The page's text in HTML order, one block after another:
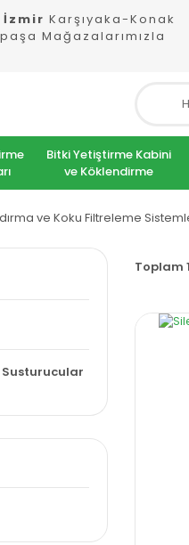
İzmir Karşıyaka-Konak
Mağazalarımızla
Bitki Yetiştirme Kabini
ve Köklendirme
ve Koku Filtreleme
Susturucular
Toplam